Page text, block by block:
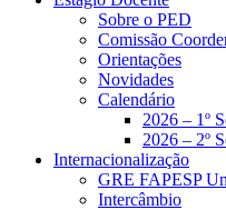
Sobre o PED
Comissão
Orientações
Novidades
Calendário
2026 – 1º
2026 – 2º
Internacionalização
GRE FAPESP
Intercâmbio